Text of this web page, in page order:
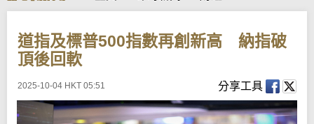
c
道指及標普500指數再創新高 納指破
頂後回軟
2025-10-04 HKT 05:51 分享工具